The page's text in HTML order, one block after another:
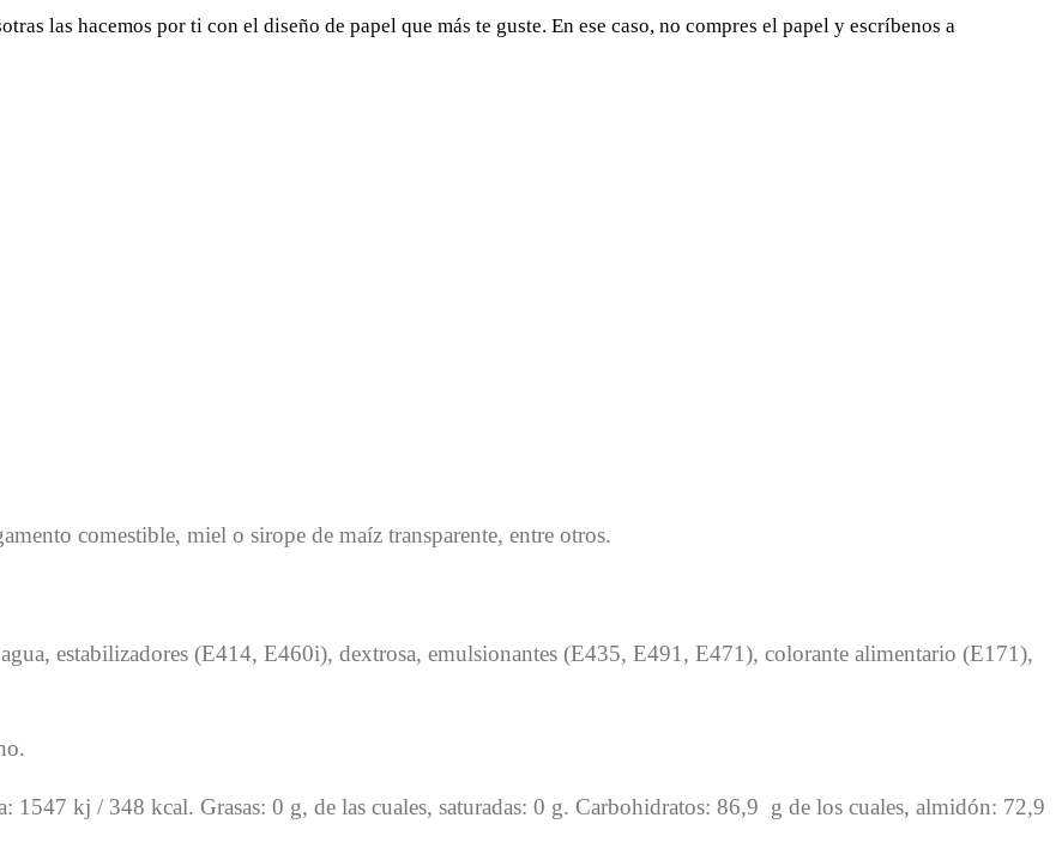
las hacemos por ti con el diseño de papel que más te guste. En ese caso, no compres el papel y escríbenos a
comestible, miel o sirope de maíz transparente, entre otros.
estabilizadores (E414, E460i), dextrosa, emulsionantes (E435, E491, E471), colorante alimentario (E171),
1547 kj / 348 kcal. Grasas: 0 g, de las cuales, saturadas: 0 g. Carbohidratos: 86,9 g de los cuales, almidón: 72,9